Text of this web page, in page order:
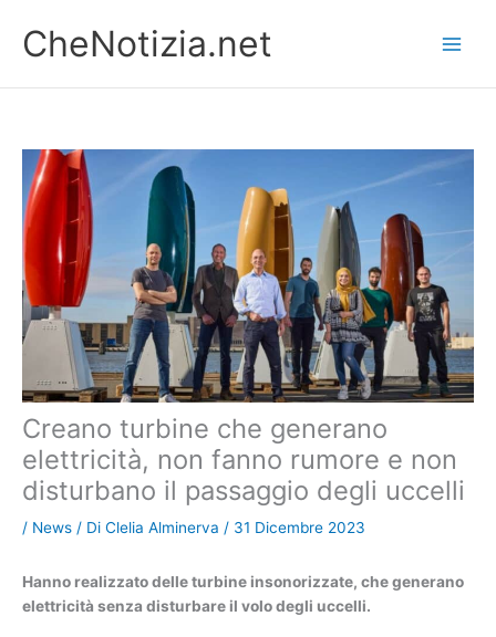
contenuto
CheNotizia.net
Creano turbine che generano
elettricità, non fanno rumore e non
disturbano il passaggio degli uccelli
/ News / Di Clelia Alminerva / 31 Dicembre 2023
Hanno realizzato delle turbine insonorizzate, che generano
elettricità senza disturbare il volo degli uccelli.